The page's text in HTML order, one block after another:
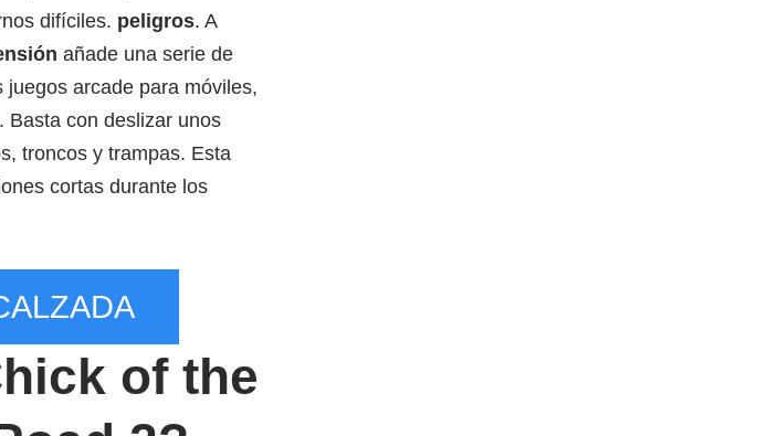
difíciles. peligros. A
añade una serie de
juegos arcade para móviles,
Basta con deslizar unos
troncos y trampas. Esta
cortas durante los
of the